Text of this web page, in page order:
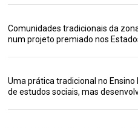
Comunidades tradicionais da
num projeto premiado nos
Uma prática tradicional no
de estudos sociais, mas